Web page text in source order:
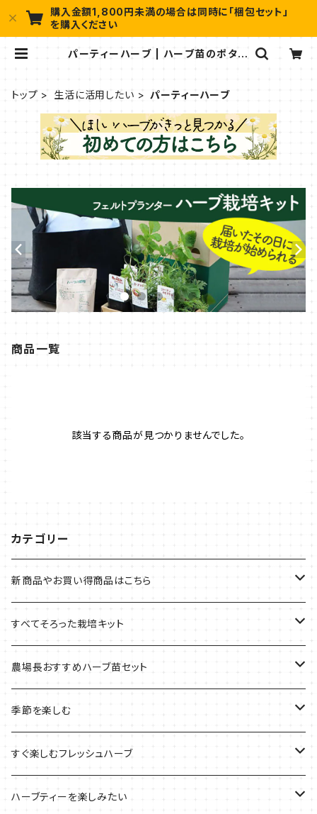
購入金額1,800円未満の場合は同時に「梱包セット」
を購入ください
パーティーハーブ | ハーブ苗のポタジ
トップ 生活に活用したい パーティーハーブ
商品一覧
該当する商品が見つかりませんでした。
カテゴリー
新商品やお買い得商品はこちら
今イチオシの商品
季節のおすすめ商品
すべてそろった栽培キット
フェルトプランターの栽培キット
ルーツポーチの栽培キット
ブリキプランターの栽培キット
木製プランターの栽培キット
農場長おすすめハーブ苗セット
農場長おすすめセット
おすすめの寄せ植え
季節を楽しむ
2022年のお正月
2022年の母の日
すぐ楽しむフレッシュハーブ
ハーブミックス
ハーブティーを楽しみたい